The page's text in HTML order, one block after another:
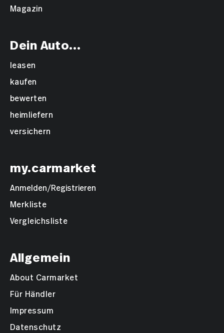
Magazin
Dein Auto...
leasen
kaufen
bewerten
heimliefern
versichern
my.carmarket
Anmelden/Registrieren
Merkliste
Vergleichsliste
Allgemein
About Carmarket
Für Händler
Impressum
Datenschutz